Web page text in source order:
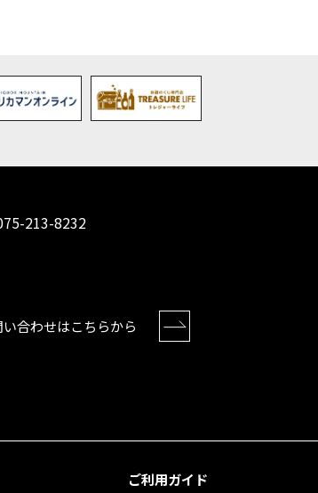
213-8232
い合わせはこちらから
ご利用ガイド